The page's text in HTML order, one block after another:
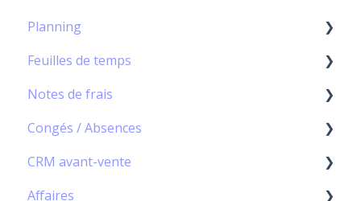
Planning
Capacity Planning
Diagramme de Gantt
Scheduler
Paramétrage
Feuilles de temps
Module Feuilles de temps - Principes de base
Gestion des Feuilles de temps
Gestion de l'Agenda personnel
Workflow des feuilles de temps
Notes de frais
★ Module Notes de frais – Principes de base
Gestion des notes de frais
Workflow des frais
Congés / Absences
★ Module Congés/Absences – Principes de
CRM avant-vente
★ Module CRM - Principes de base
Affaires